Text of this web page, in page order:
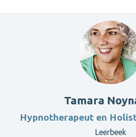
Tamara
Hypnotherapeut en
Leerbeek